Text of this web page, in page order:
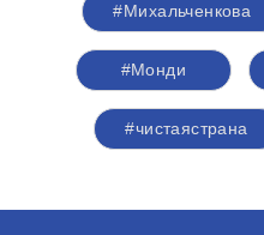
#Михальченкова
#Монди
#чистаястрана